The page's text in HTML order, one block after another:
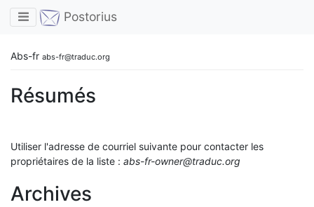
Toggle navigation
Postorius
Abs-fr abs-fr@traduc.org
Résumés
Utiliser l'adresse de courriel suivante pour contacter les
propriétaires de la liste : abs-fr-owner@traduc.org
Archives